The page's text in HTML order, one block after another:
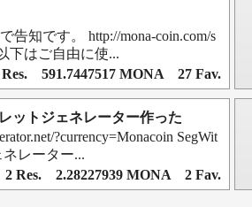
知です。 http://mona-coin.com/s
下はご自由に使...
Res. 591.7447517 MONA 27 Fav.
ットジェネレーター作った
?currency=Monacoin SegWit
レーター...
2 Res. 2.28227939 MONA 2 Fav.